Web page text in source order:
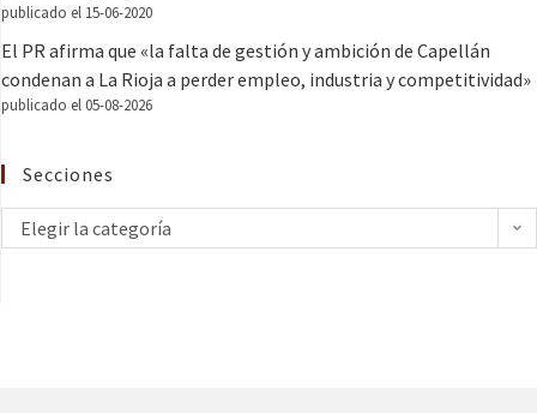
publicado el 15-06-2020
El PR afirma que «la falta de gestión y ambición de Capellán
condenan a La Rioja a perder empleo, industria y competitividad»
publicado el 05-08-2026
Secciones
Elegir la categoría